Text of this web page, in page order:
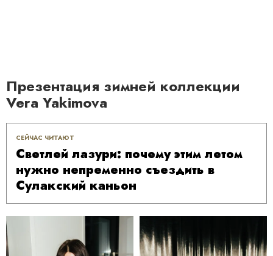
Презентация зимней коллекции
Vera Yakimova
СЕЙЧАС ЧИТАЮТ
Светлей лазури: почему этим летом
нужно непременно съездить в
Сулакский каньон